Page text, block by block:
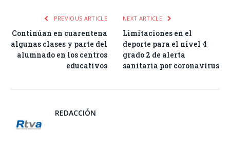
PREVIOUS ARTICLE
Continúan en cuarentena
algunas clases y parte del
alumnado en los centros
educativos
NEXT ARTICLE
Limitaciones en el
deporte para el nivel 4
grado 2 de alerta
sanitaria por coronavirus
REDACCIÓN